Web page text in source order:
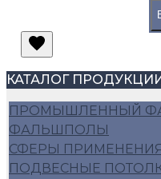
КАТАЛОГ ПРОДУКЦИИ
ПРОМЫШЛЕННЫЙ
ФАЛЬШПОЛЫ
СФЕРЫ
ПОДВЕСНЫЕ